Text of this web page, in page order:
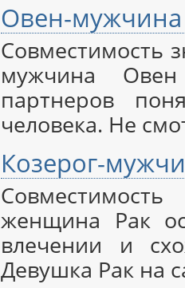
Овен-
Совместимость
мужчина
партнеров
человека. Не
Козерог-
женщина Рак
влечении и
Девушка Рак на